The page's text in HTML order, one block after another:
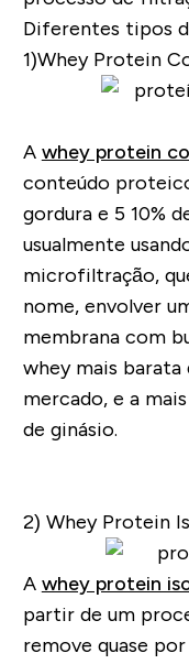
Diferentes tipos
1)Whey Protein
A whey protein
conteúdo
gordura e 5 10%
usualmente
microfiltração,
nome, envolver
membrana com
whey mais
mercado, e a
de ginásio.
2) Whey Protein
A whey protein
partir de um
remove quase